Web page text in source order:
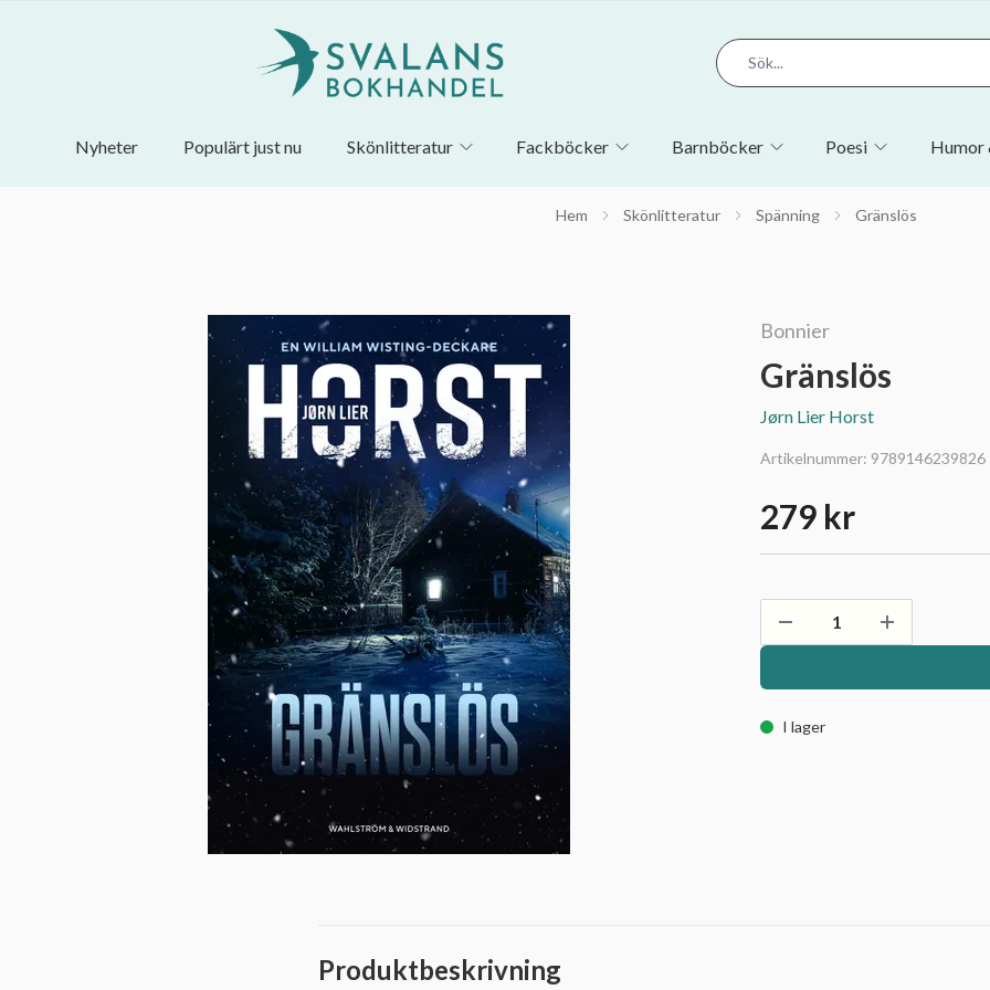
Nyheter Populärt just nu Skönlitteratur Fackböcker Barnböcker Poesi Humor
Hem Skönlitteratur Spänning Gränslös
Bonnier
Gränslös
Jørn Lier Horst
Artikelnummer: 9789146239826
279 kr
I lager
Produktbeskrivning